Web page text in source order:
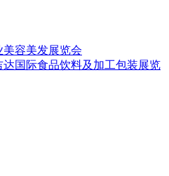
美容美发展览会
达国际食品饮料及加工包装展览